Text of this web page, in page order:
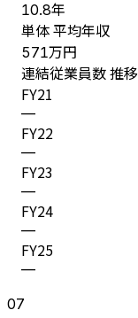
10.8年
単体 平均年収
571万円
連結従業員数 推移
FY21
—
FY22
—
FY23
—
FY24
—
FY25
—
07